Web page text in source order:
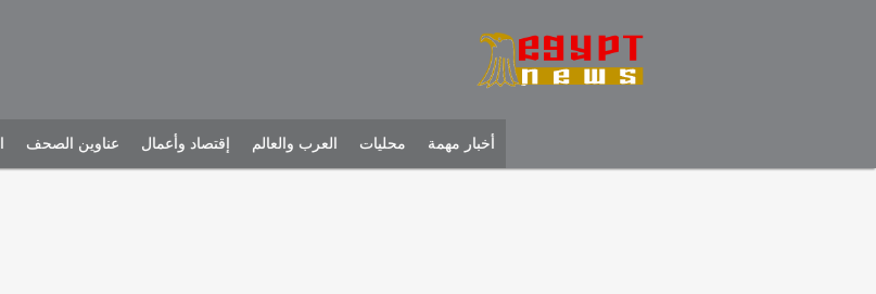
أخبار مهمة محليات العرب والعالم إقتصاد وأعمال عناوين الصحف